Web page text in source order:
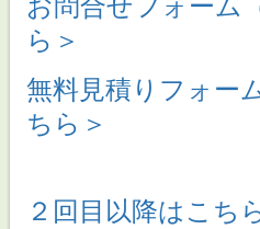
お問合せフォーム
ら＞
無料見積りフォー
ちら＞
２回目以降はこち